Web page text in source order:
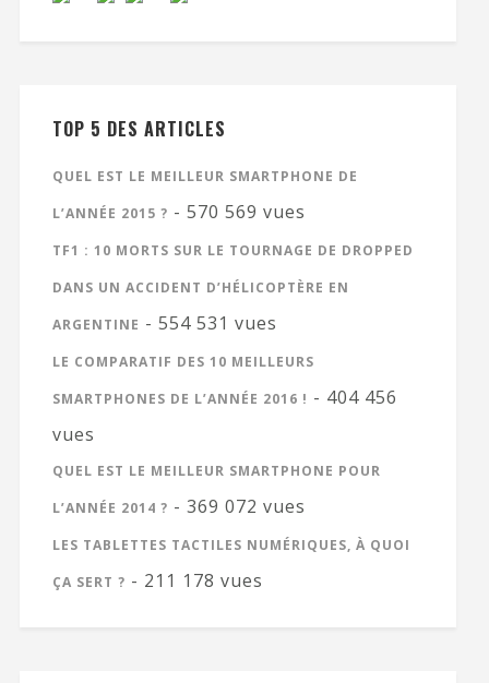
TOP 5 DES ARTICLES
QUEL EST LE MEILLEUR SMARTPHONE DE
L’ANNÉE 2015 ? - 570 569 vues
TF1 : 10 MORTS SUR LE TOURNAGE DE DROPPED
DANS UN ACCIDENT D’HÉLICOPTÈRE EN
ARGENTINE - 554 531 vues
LE COMPARATIF DES 10 MEILLEURS
SMARTPHONES DE L’ANNÉE 2016 ! - 404 456
vues
QUEL EST LE MEILLEUR SMARTPHONE POUR
L’ANNÉE 2014 ? - 369 072 vues
LES TABLETTES TACTILES NUMÉRIQUES, À QUOI
ÇA SERT ? - 211 178 vues